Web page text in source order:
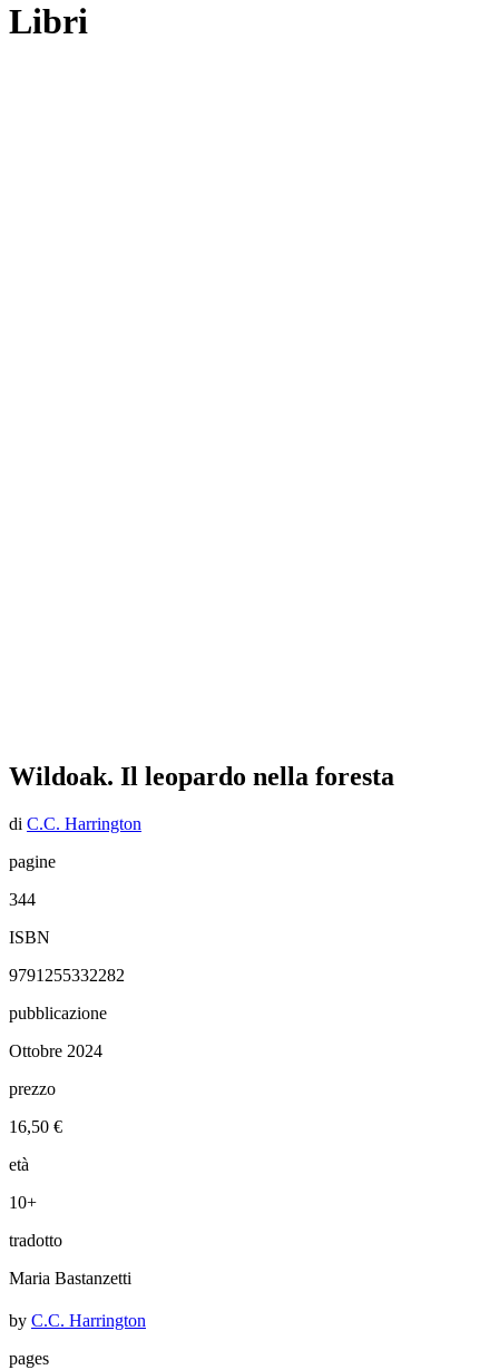
Libri
Wildoak. Il leopardo nella foresta
di C.C. Harrington
pagine
344
ISBN
9791255332282
pubblicazione
Ottobre 2024
prezzo
16,50 €
età
10+
tradotto
Maria Bastanzetti
by C.C. Harrington
pages